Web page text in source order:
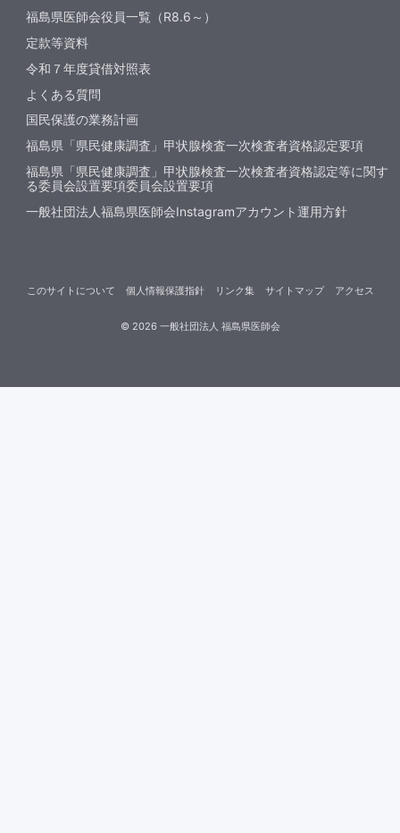
福島県医師会役員一覧（R8.6～）
定款等資料
令和７年度貸借対照表
よくある質問
国民保護の業務計画
福島県「県民健康調査」甲状腺検査一次検査者資格認定要項
福島県「県民健康調査」甲状腺検査一次検査者資格認定等に関す
る委員会設置要項委員会設置要項
一般社団法人福島県医師会Instagramアカウント運用方針
© 2026一般社団法人 福島県医師会
このサイトについて 個人情報保護指針 リンク集 サイトマップ アクセス